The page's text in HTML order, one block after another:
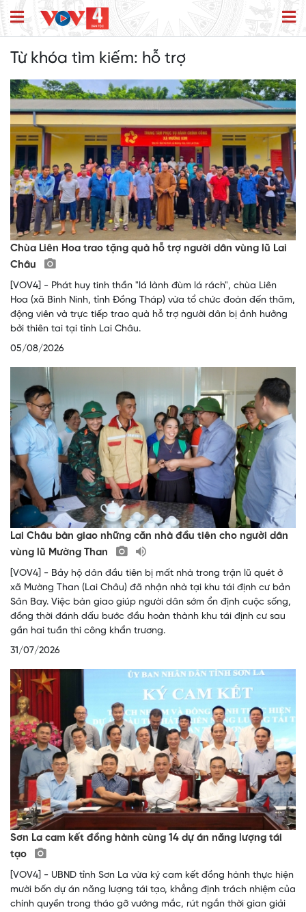
Từ khóa tìm kiếm: hỗ trợ
Chùa Liên Hoa trao tặng quà hỗ trợ người dân vùng lũ Lai
Châu
[VOV4] - Phát huy tinh thần "lá lành đùm lá rách", chùa Liên
Hoa (xã Bình Ninh, tỉnh Đồng Tháp) vừa tổ chức đoàn đến thăm,
động viên và trực tiếp trao quà hỗ trợ người dân bị ảnh hưởng
bởi thiên tai tại tỉnh Lai Châu.
05/08/2026
Lai Châu bàn giao những căn nhà đầu tiên cho người dân
vùng lũ Mường Than
[VOV4] - Bảy hộ dân đầu tiên bị mất nhà trong trận lũ quét ở
xã Mường Than (Lai Châu) đã nhận nhà tại khu tái định cư bản
Sân Bay. Việc bàn giao giúp người dân sớm ổn định cuộc sống,
đồng thời đánh dấu bước đầu hoàn thành khu tái định cư sau
gần hai tuần thi công khẩn trương.
31/07/2026
Sơn La cam kết đồng hành cùng 14 dự án năng lượng tái
tạo
[VOV4] - UBND tỉnh Sơn La vừa ký cam kết đồng hành thực hiện
mười bốn dự án năng lượng tái tạo, khẳng định trách nhiệm của
chính quyền trong tháo gỡ vướng mắc, rút ngắn thời gian giải